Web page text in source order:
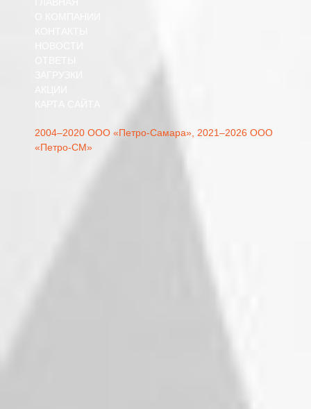
2004–2020 ООО «Петро-Самара», 2021–2026 ООО
«Петро-СМ»